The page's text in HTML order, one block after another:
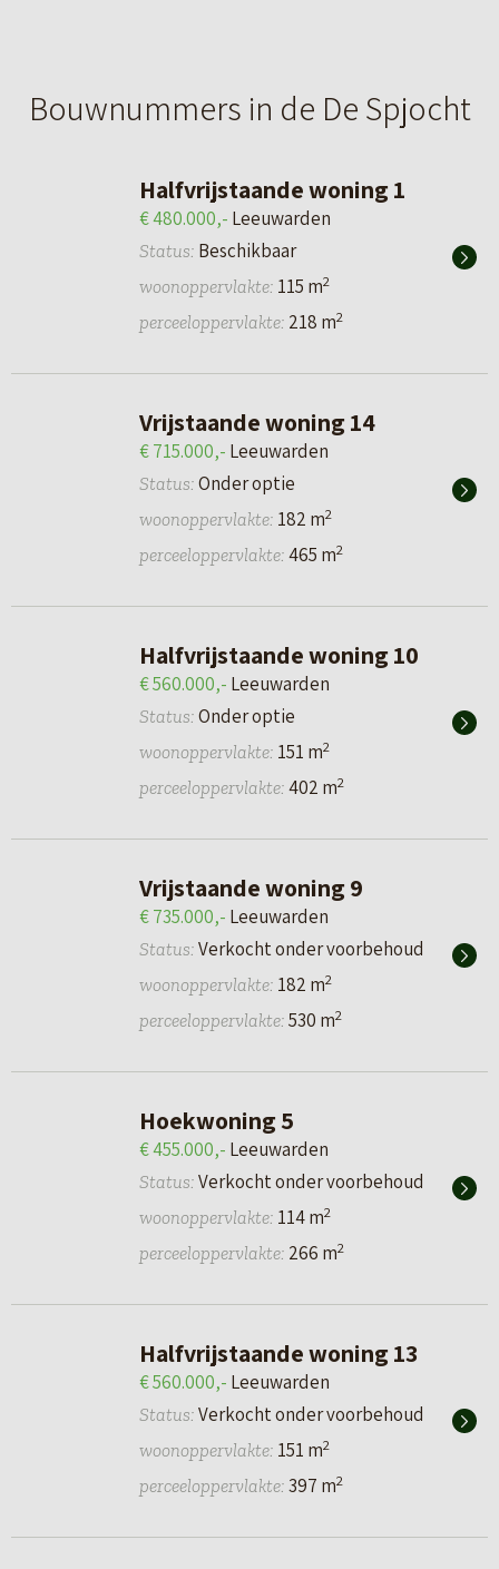
Bouwnummers in de De Spjocht
Halfvrijstaande woning 1
€ 480.000,- Leeuwarden
Status: Beschikbaar
woonoppervlakte: 115 m2
perceeloppervlakte: 218 m2
Vrijstaande woning 14
€ 715.000,- Leeuwarden
Status: Onder optie
woonoppervlakte: 182 m2
perceeloppervlakte: 465 m2
Halfvrijstaande woning 10
€ 560.000,- Leeuwarden
Status: Onder optie
woonoppervlakte: 151 m2
perceeloppervlakte: 402 m2
Vrijstaande woning 9
€ 735.000,- Leeuwarden
Status: Verkocht onder voorbehoud
woonoppervlakte: 182 m2
perceeloppervlakte: 530 m2
Hoekwoning 5
€ 455.000,- Leeuwarden
Status: Verkocht onder voorbehoud
woonoppervlakte: 114 m2
perceeloppervlakte: 266 m2
Halfvrijstaande woning 13
€ 560.000,- Leeuwarden
Status: Verkocht onder voorbehoud
woonoppervlakte: 151 m2
perceeloppervlakte: 397 m2